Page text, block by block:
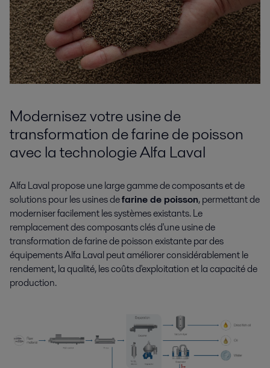
Modernisez votre usine de
transformation de farine de poisson
avec la technologie Alfa Laval
Alfa Laval propose une large gamme de composants et de
solutions pour les usines defarine de poisson, permettant de
moderniser facilement les systèmes existants. Le
remplacement des composants clés d'une usine de
transformation de farine de poisson existante par des
équipements Alfa Laval peut améliorer considérablement le
rendement, la qualité, les coûts d'exploitation et la capacité de
production.